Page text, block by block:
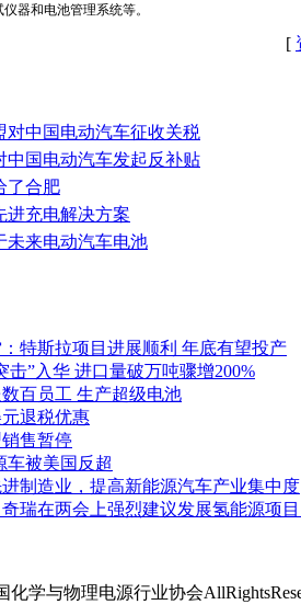
器和电池管理系统等。
[
对中国电动汽车征收关税
中国电动汽车发起反补贴
了合肥
进充电解决方案
未来电动汽车电池
：特斯拉项目进展顺利 年底有望投产
击”入华 进口量破万吨骤增200%
百员工 生产超级电池
退税优惠
售暂停
车被美国反超
制造业，提高新能源汽车产业集中度
瑞在两会上强烈建议发展氢能源项目
化学与物理电源行业协会